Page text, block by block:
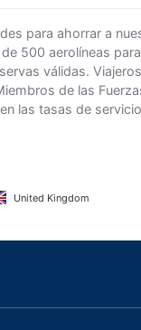
para ahorrar a
500 aerolíneas
válidas.
de las
las tasas de
United Kingdom